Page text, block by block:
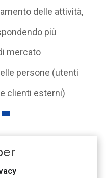
delle attività,
più
mercato
persone (utenti
clienti esterni)